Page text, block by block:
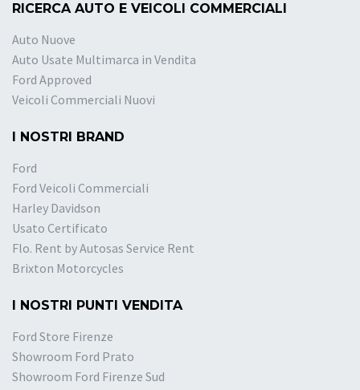
RICERCA AUTO E VEICOLI COMMERCIALI
Auto Nuove
Auto Usate Multimarca in Vendita
Ford Approved
Veicoli Commerciali Nuovi
I NOSTRI BRAND
Ford
Ford Veicoli Commerciali
Harley Davidson
Usato Certificato
Flo. Rent by Autosas Service Rent
Brixton Motorcycles
I NOSTRI PUNTI VENDITA
Ford Store Firenze
Showroom Ford Prato
Showroom Ford Firenze Sud